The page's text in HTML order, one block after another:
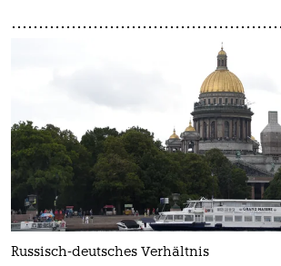
Russisch-deutsches Verhältnis